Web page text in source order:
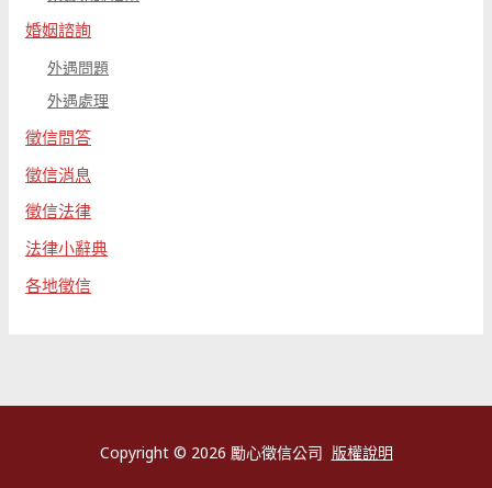
婚姻諮詢
外遇問題
外遇處理
徵信問答
徵信消息
徵信法律
法律小辭典
各地徵信
Copyright © 2026 勵心徵信公司 版權說明